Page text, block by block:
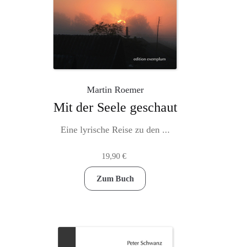
Martin Roemer
Mit der Seele geschaut
Eine lyrische Reise zu den ...
19,90€
Zum Buch